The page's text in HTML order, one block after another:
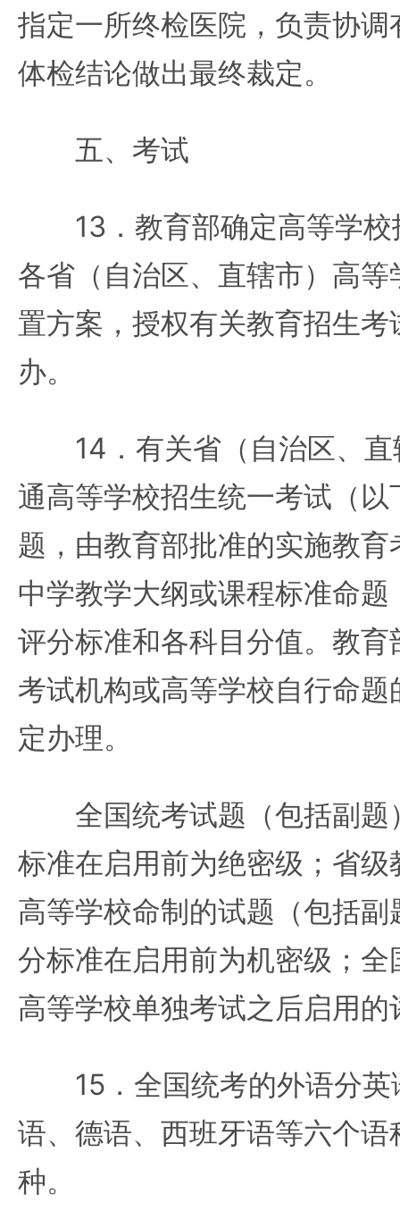
指定一所终检医院，负责协
体检结论做出最终裁定。
五、考试
13．教育部确定高等学校
各省（自治区、直辖市）高
置方案，授权有关教育招生
办。
14．有关省（自治区、直
通高等学校招生统一考试（
题，由教育部批准的实施教
中学教学大纲或课程标准命
评分标准和各科目分值。教
考试机构或高等学校自行命
定办理。
全国统考试题（包括副题
标准在启用前为绝密级；省
高等学校命制的试题（包括
分标准在启用前为机密级；
高等学校单独考试之后启用
15．全国统考的外语分英
语、德语、西班牙语等六个
种。